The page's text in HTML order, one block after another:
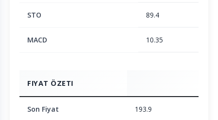
STO 89.4
MACD 10.35
FIYAT ÖZETI
Son Fiyat 193.9